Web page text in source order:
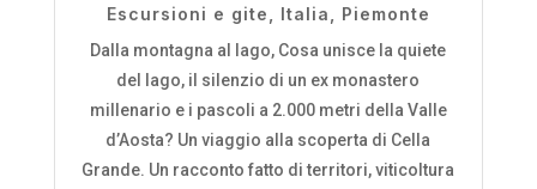
Escursioni e gite Italia Piemonte
Dalla montagna al lago, Cosa unisce la quiete
del lago, il silenzio di un ex monastero
millenario e i pascoli a 2.000 metri della Valle
d’Aosta? Un viaggio alla scoperta di Cella
Grande. Un racconto fatto di territori, viticoltura